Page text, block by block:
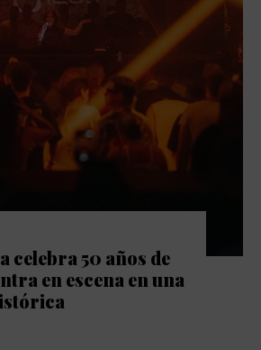
celebra 50 años de
en escena en una